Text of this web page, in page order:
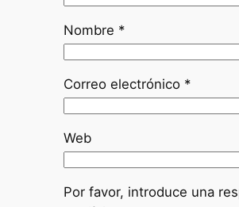
Nombre *
Correo electrónico *
Web
Por favor, introduce una